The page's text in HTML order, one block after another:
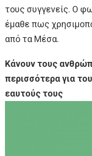
τους συγγενείς. Ο
έμαθε πως
από τα Μέσα.
Κάνουν τους
περισσότερα για
εαυτούς τους